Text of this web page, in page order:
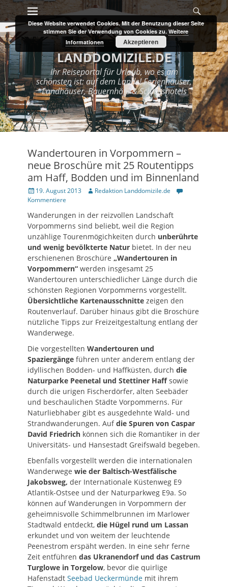
Skip
to
content
Primary Menu Search
LANDDOMIZILE.DE
Ihr Reiseportal für Urlaub, wo es am
schönsten ist: auf dem Lande! Ferienhäuser,
Landhäuser, Bauernhöfe & Schlosshotels
Wandertouren in Vorpommern –
neue Broschüre mit 25 Routentipps
am Haff, Bodden und im Binnenland
Posted
on
19. August 2013 Author
Redaktion Landdomizile.de
Kommentiere
Wanderungen in der reizvollen Landschaft
Vorpommerns sind beliebt, weil die Region
unzählige Tourenmögichkeiten durch unberührte
und wenig bevölkterte Natur bietet. In der neu
erschienenen Broschüre „Wandertouren in
Vorpommern“ werden insgesamt 25
Wandertouren unterschiedlicher Länge durch die
schönsten Regionen Vorpommerns vorgestellt.
Übersichtliche Kartenausschnitte zeigen den
Routenverlauf. Darüber hinaus gibt die Broschüre
nützliche Tipps zur Freizeitgestaltung entlang der
Wanderwege.
Die vorgestellten Wandertouren und
Spaziergänge führen unter anderem entlang der
idyllischen Bodden- und Haffküsten, durch die
Naturparke Peenetal und Stettiner Haffsowie
durch die urigen Fischerdörfer, alten Seebäder
und beschaulichen Städte Vorpommerns. Für
Naturliebhaber gibt es ausgedehnte Wald- und
Strandwanderungen. Aufdie Spuren von Caspar
David Friedrich können sich die Romantiker in der
Universitäts- und Hansestadt Greifswald begeben.
Ebenfalls vorgestellt werden die internationalen
Wanderwege wie der Baltisch-Westfälische
Jakobsweg, der Internationale Küstenweg E9
Atlantik-Ostsee und der Naturparkweg E9a. So
können auf Wanderungen in Vorpommern der
geheimnisvolle Schimmelbrunnen im Marlower
Stadtwald entdeckt, die Hügel rund um Lassan
erkundet und von weitem der leuchtende
Peenestrom erspäht werden. In eine sehr ferne
Zeit entführen das Ukranendorf und das Castrum
Turglowe in Torgelow, bevor die quirlige
Hafenstadt Seebad Ueckermünde mit ihrem
Diese Website verwendet Cookies. Mit der Benutzung dieser Seite
stimmen Sie der Verwendung von Cookies zu.Weitere
Informationen
Akzeptieren